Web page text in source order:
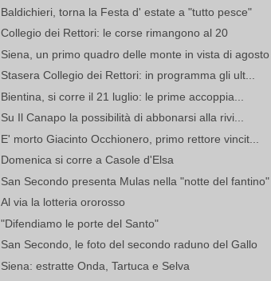
Baldichieri, torna la Festa d' estate a "tutto pesce"
Collegio dei Rettori: le corse rimangono al 20
Siena, un primo quadro delle monte in vista di agosto
Stasera Collegio dei Rettori: in programma gli ult...
Bientina, si corre il 21 luglio: le prime accoppia...
Su Il Canapo la possibilità di abbonarsi alla rivi...
E' morto Giacinto Occhionero, primo rettore vincit...
Domenica si corre a Casole d'Elsa
San Secondo presenta Mulas nella "notte del fantino"
Al via la lotteria ororosso
"Difendiamo le porte del Santo"
San Secondo, le foto del secondo raduno del Gallo
Siena: estratte Onda, Tartuca e Selva